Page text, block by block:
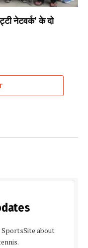
नेटवर्क’ के दो
about